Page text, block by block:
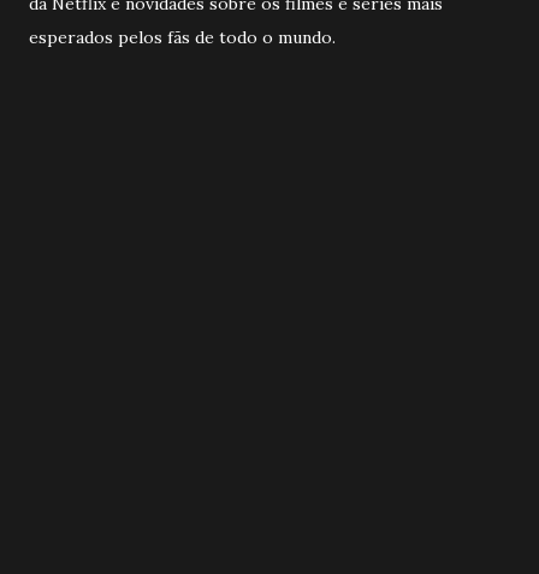
esperados pelos fãs de todo o mundo.